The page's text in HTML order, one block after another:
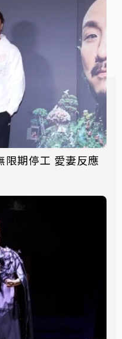
限期停工 愛妻反應